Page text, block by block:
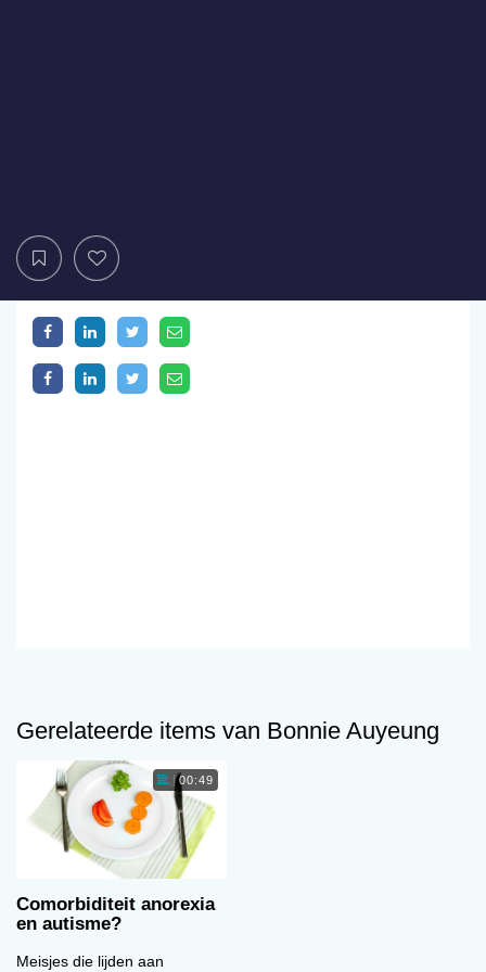
Gerelateerde items van Bonnie Auyeung
00:49
Comorbiditeit anorexia
en autisme?
Meisjes die lijden aan